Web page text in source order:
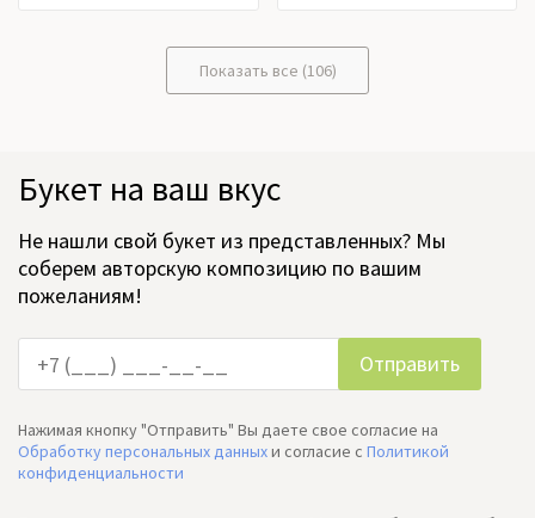
Показать все (106)
Букет на ваш вкус
Не нашли свой букет из представленных? Мы
соберем авторскую композицию по вашим
пожеланиям!
Нажимая кнопку "Отправить" Вы даете свое согласие на
Обработку персональных данныхи согласие c Политикой
конфиденциальности